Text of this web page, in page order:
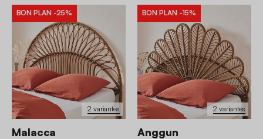
2 variantes
BON PLAN -25%
Malacca
2 variantes
BON PLAN -15%
Anggun